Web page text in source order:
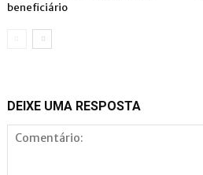
beneficiário
DEIXE UMA RESPOSTA